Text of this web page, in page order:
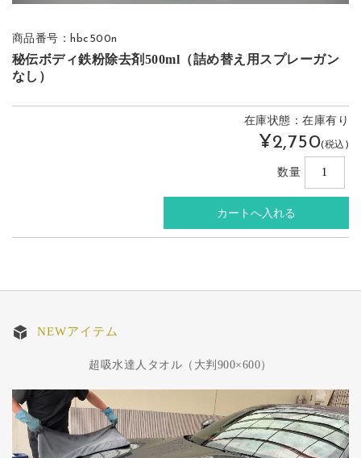
商品番号：hbc500n
秘伝ボディ鉄粉除去剤500ml（詰め替え用スプレーガン
なし）
在庫状態：在庫有り
¥2,750(税込)
数量
NEWアイテム
超吸水達人タオル（大判900×600）